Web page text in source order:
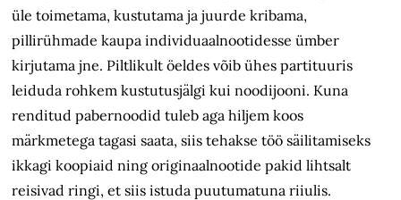
üle toimetama, kustutama ja juurde kribama,
pillirühmade kaupa individuaalnootidesse ümber
kirjutama jne. Piltlikult öeldes võib ühes partituuris
leiduda rohkem kustutusjälgi kui noodijooni. Kuna
renditud pabernoodid tuleb aga hiljem koos
märkmetega tagasi saata, siis tehakse töö säilitamiseks
ikkagi koopiaid ning originaalnootide pakid lihtsalt
reisivad ringi, et siis istuda puutumatuna riiulis.